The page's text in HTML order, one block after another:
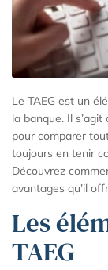
Le TAEG est un
la banque. Il
pour comparer
toujours en tenir
Découvrez
avantages qu’il
Les
TAEG